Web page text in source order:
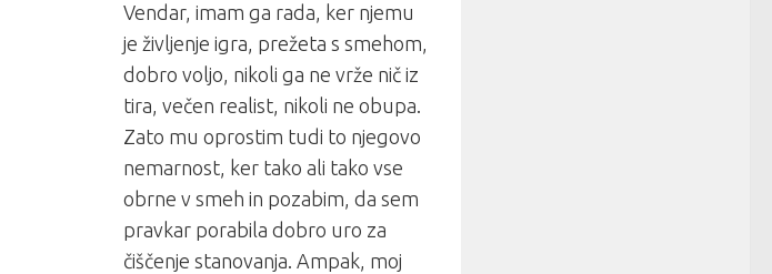
Vendar, imam ga rada, ker njemu
je življenje igra, prežeta s smehom,
dobro voljo, nikoli ga ne vrže nič iz
tira, večen realist, nikoli ne obupa.
Zato mu oprostim tudi to njegovo
nemarnost, ker tako ali tako vse
obrne v smeh in pozabim, da sem
pravkar porabila dobro uro za
čiščenje stanovanja. Ampak, moj